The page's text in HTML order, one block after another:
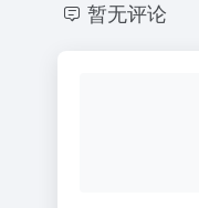
暂无评论